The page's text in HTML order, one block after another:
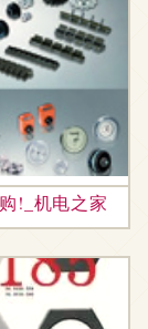
!_机电之家